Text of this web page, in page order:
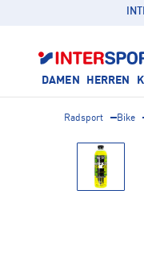
DAMEN HERREN
Radsport Bike